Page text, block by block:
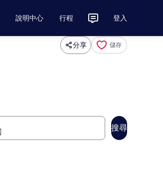
說明中心 行程 登入
分享 儲存
搜尋